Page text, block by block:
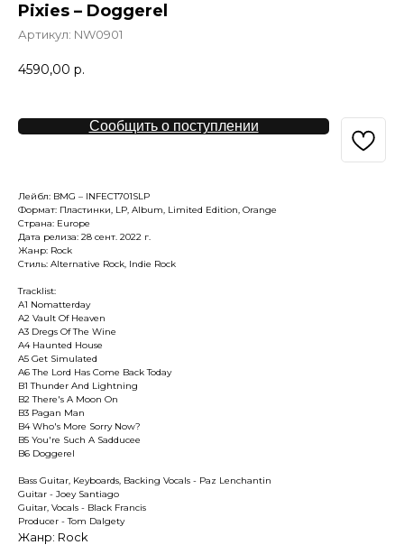
Pixies – Doggerel
Артикул: NW0901
4590,00 р.
Сообщить о поступлении
Лейбл: BMG – INFECT701SLP
Формат: Пластинки, LP, Album, Limited Edition, Orange
Страна: Europe
Дата релиза: 28 сент. 2022 г.
Жанр: Rock
Стиль: Alternative Rock, Indie Rock
Tracklist:
A1 Nomatterday
A2 Vault Of Heaven
A3 Dregs Of The Wine
A4 Haunted House
A5 Get Simulated
A6 The Lord Has Come Back Today
B1 Thunder And Lightning
B2 There's A Moon On
B3 Pagan Man
B4 Who's More Sorry Now?
B5 You're Such A Sadducee
B6 Doggerel
Bass Guitar, Keyboards, Backing Vocals - Paz Lenchantin
Guitar - Joey Santiago
Guitar, Vocals - Black Francis
Producer - Tom Dalgety
Жанр: Rock